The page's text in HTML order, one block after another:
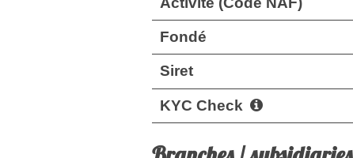
Fondé
Siret
KYC Check